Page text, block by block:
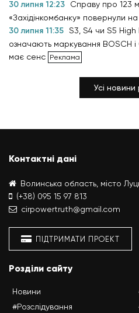
30 липня 12:23
Справу про 123
«Західінкомбанку» повернули
30 липня 11:35 S3, S4 чи S5
означають маркування BOSCH
має сенс
Усі новини
Контактні дані
Волинська область, місто
(+38) 095 15 97 813
cirpowertruth@gmail.com
ПІДТРИМАТИ ПРОЕКТ
Розділи сайту
Новини
#Розслідування